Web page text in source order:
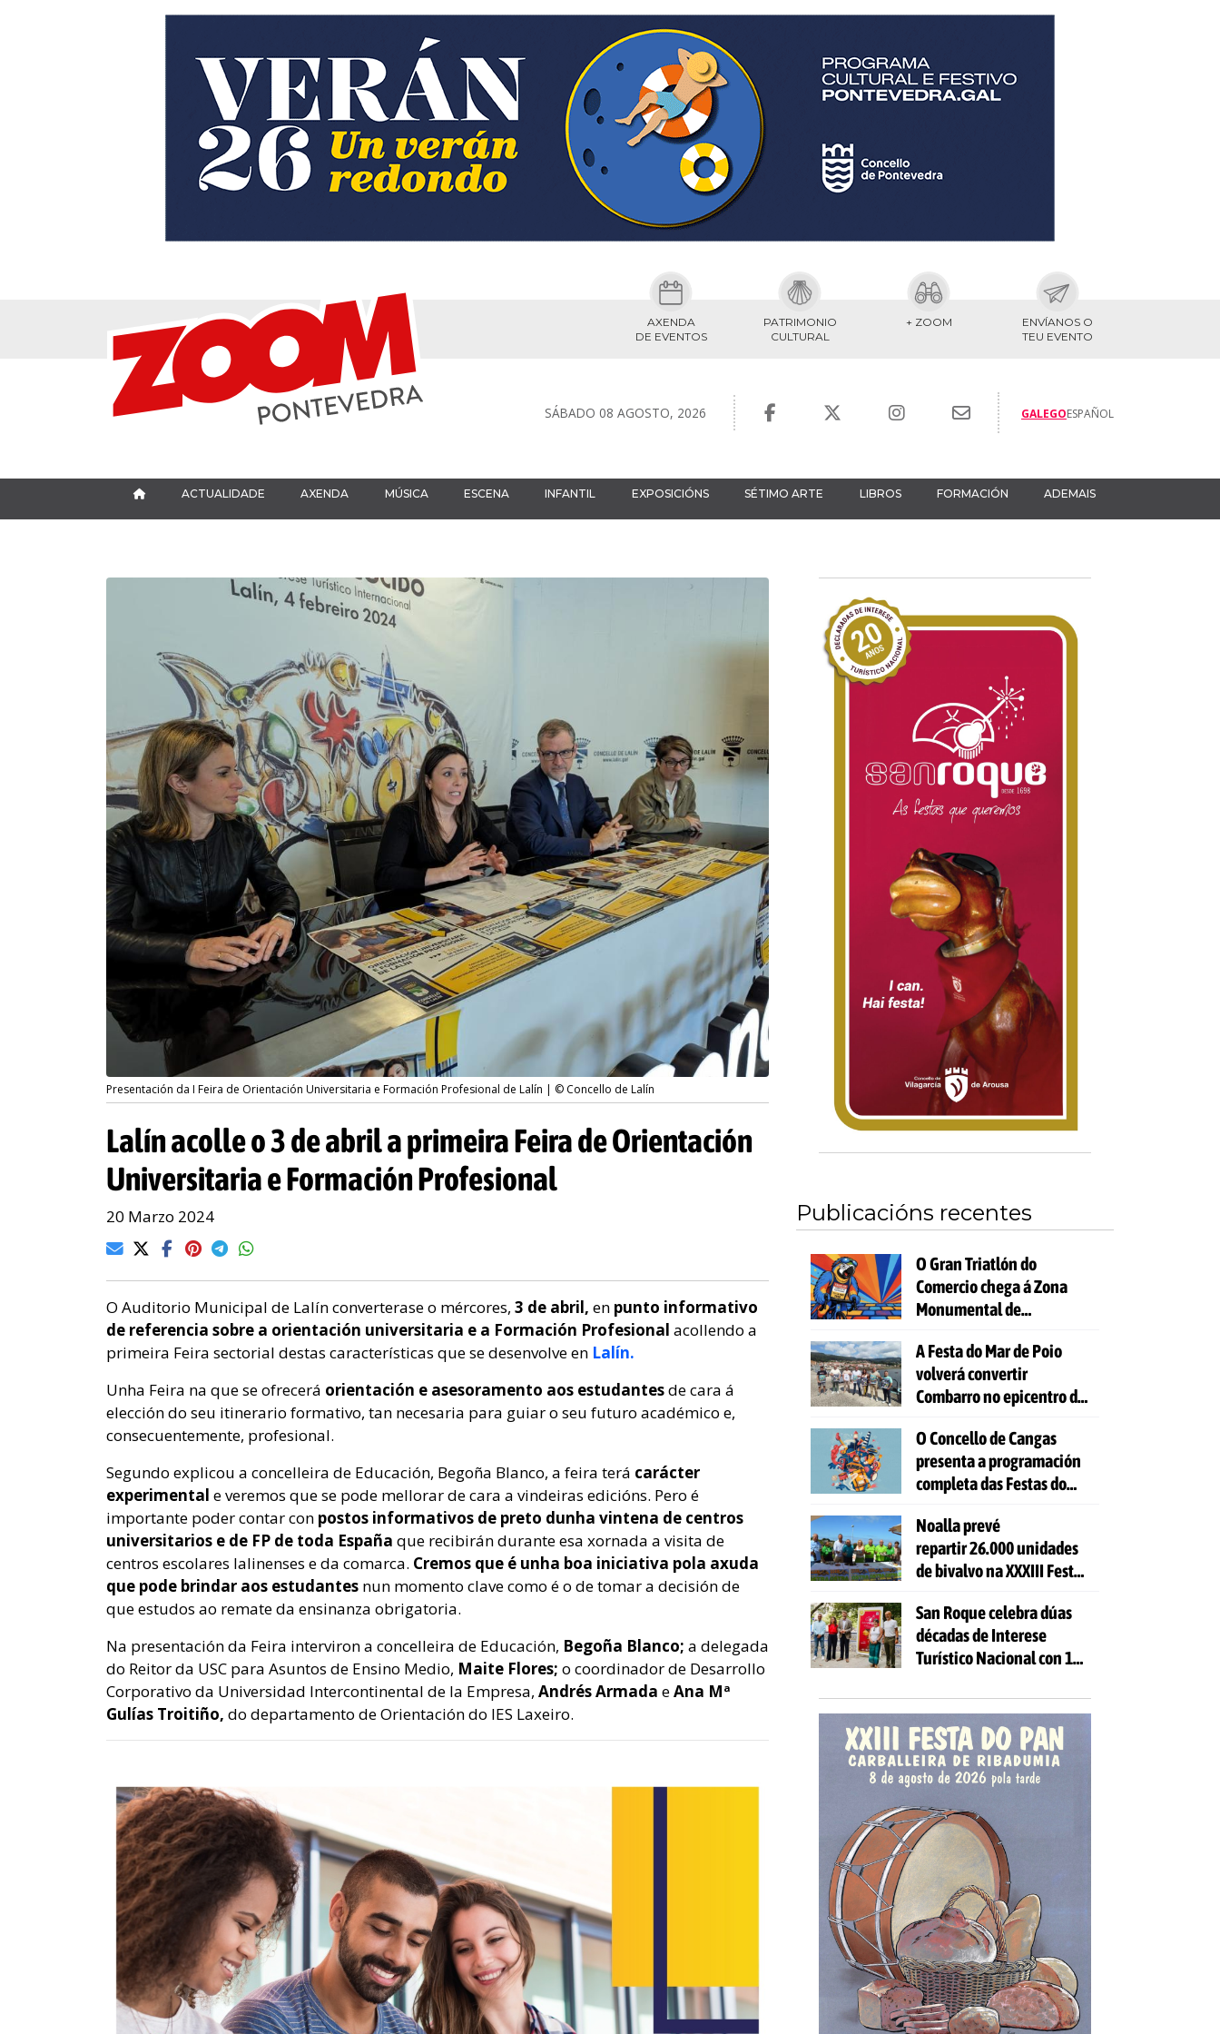
AXENDA
DE EVENTOS
PATRIMONIO
CULTURAL
+ ZOOM
ENVÍANOS O
TEU EVENTO
SÁBADO 08 AGOSTO, 2026 GALEGOESPAÑOL
ACTUALIDADE AXENDA MÚSICA ESCENA INFANTIL EXPOSICIÓNS SÉTIMO ARTE LIBROS FORMACIÓN ADEMAIS
Presentación da I Feira de Orientación Universitaria e Formación Profesional de Lalín | © Concello de Lalín
Lalín acolle o 3 de abril a primeira Feira de Orientación
Universitaria e Formación Profesional
20 Marzo 2024
O Auditorio Municipal de Lalín converterase o mércores, 3 de abril, en punto informativo
de referencia sobre a orientación universitaria e a Formación Profesional acollendo a
primeira Feira sectorial destas características que se desenvolve en Lalín.
Unha Feira na que se ofrecerá orientación e asesoramento aos estudantesde cara á
elección do seu itinerario formativo, tan necesaria para guiar o seu futuro académico e,
consecuentemente, profesional.
Segundo explicou a concelleira de Educación, Begoña Blanco, a feira terá carácter
experimental e veremos que se pode mellorar de cara a vindeiras edicións. Pero é
importante poder contar con postos informativos de preto dunha vintena de centros
universitarios e de FP de toda España que recibirán durante esa xornada a visita de
centros escolares lalinenses e da comarca. Cremos que é unha boa iniciativa pola axuda
que pode brindar aos estudantes nun momento clave como é o de tomar a decisión de
que estudos ao remate da ensinanza obrigatoria.
Na presentación da Feira interviron a concelleira de Educación, Begoña Blanco; a delegada
do Reitor da USC para Asuntos de Ensino Medio, Maite Flores; o coordinador de Desarrollo
Corporativo da Universidad Intercontinental de la Empresa, Andrés Armada eAna Mª
Gulías Troitiño, do departamento de Orientación do IES Laxeiro.
Publicacións recentes
O Gran Triatlón do
Comercio chega á Zona
Monumental de
A Festa do Mar de Poio
volverá convertir
Combarro no epicentro da
O Concello de Cangas
presenta a programación
completa das Festas do
Noalla prevé
repartir 26.000 unidades
de bivalvo na XXXIII Festa
San Roque celebra dúas
décadas de Interese
Turístico Nacional con 10
actividades gratuítas